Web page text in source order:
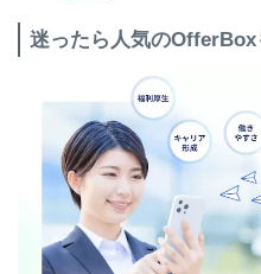
迷ったら人気のOfferBox